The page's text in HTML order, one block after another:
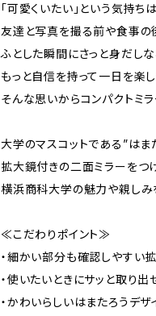
「可愛くいたい」という気持ち
友達と写真を撮る前や食事の
ふとした瞬間にさっと身だし
もっと自信を持って一日を楽
そんな思いからコンパクトミ
大学のマスコットである”はま
拡大鏡付きの二面ミラーをつ
横浜商科大学の魅力や親しみ
≪こだわりポイント≫
・細かい部分も確認しやすい
・使いたいときにサッと取り
・かわいらしいはまたろうデザ